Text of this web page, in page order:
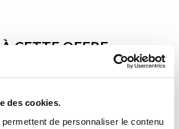
des cookies.
de personnaliser le contenu
CETTE OFFRE